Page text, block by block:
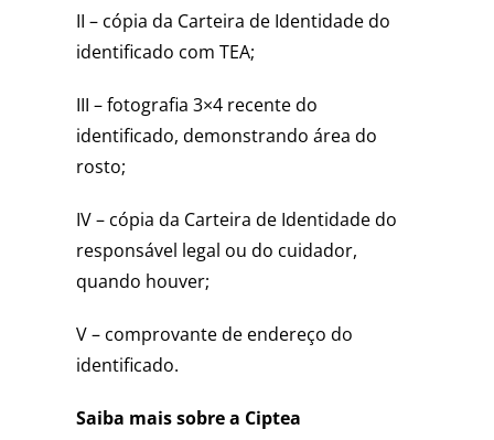
II – cópia da Carteira de Identidade do
identificado com TEA;
III – fotografia 3×4 recente do
identificado, demonstrando área do
rosto;
IV – cópia da Carteira de Identidade do
responsável legal ou do cuidador,
quando houver;
V – comprovante de endereço do
identificado.
Saiba mais sobre a Ciptea